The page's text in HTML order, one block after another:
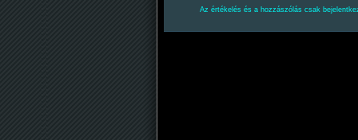
Az értékelés és a hozzászólás csak